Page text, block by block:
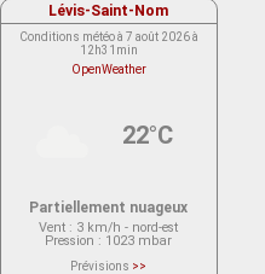
Lévis-Saint-Nom
Conditions météo à 7 août 2026 à
12h31min
OpenWeather
22°C
Partiellement nuageux
Vent : 3 km/h - nord-est
Pression : 1023 mbar
Prévisions >>